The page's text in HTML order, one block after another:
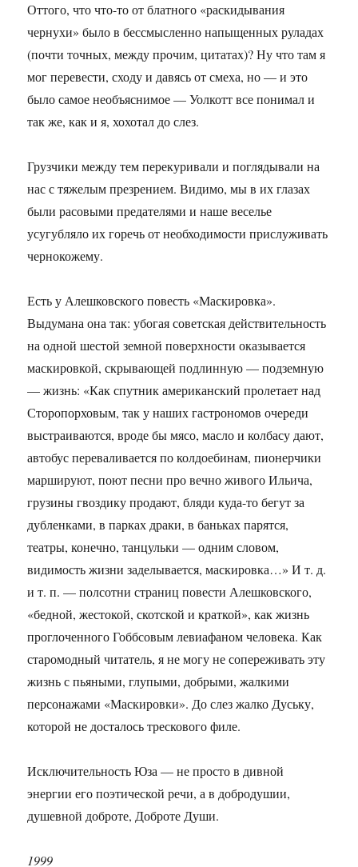
Оттого, что что-то от блатного «раскидывания
чернухи» было в бессмысленно напыщенных руладах
(почти точных, между прочим, цитатах)? Ну что там я
мог перевести, сходу и давясь от смеха, но — и это
было самое необъяснимое — Уолкотт все понимал и
так же, как и я, хохотал до слез.
Грузчики между тем перекуривали и поглядывали на
нас с тяжелым презрением. Видимо, мы в их глазах
были расовыми предателями и наше веселье
усугубляло их горечь от необходимости прислуживать
чернокожему.
Есть у Алешковского повесть «Маскировка».
Выдумана она так: убогая советская действительность
на одной шестой земной поверхности оказывается
маскировкой, скрывающей подлинную — подземную
— жизнь: «Как спутник американский пролетает над
Сторопорховым, так у наших гастрономов очереди
выстраиваются, вроде бы мясо, масло и колбасу дают,
автобус переваливается по колдоебинам, пионерчики
маршируют, поют песни про вечно живого Ильича,
грузины гвоздику продают, бляди куда-то бегут за
дубленками, в парках драки, в баньках парятся,
театры, конечно, танцульки — одним словом,
видимость жизни заделывается, маскировка…» И т. д.
и т. п. — полсотни страниц повести Алешковского,
«бедной, жестокой, скотской и краткой», как жизнь
проглоченного Гоббсовым левиафаном человека. Как
старомодный читатель, я не могу не сопереживать эту
жизнь с пьяными, глупыми, добрыми, жалкими
персонажами «Маскировки». До слез жалко Дуську,
которой не досталось трескового филе.
Исключительность Юза — не просто в дивной
энергии его поэтической речи, а в добродушии,
душевной доброте, Доброте Души.
1999